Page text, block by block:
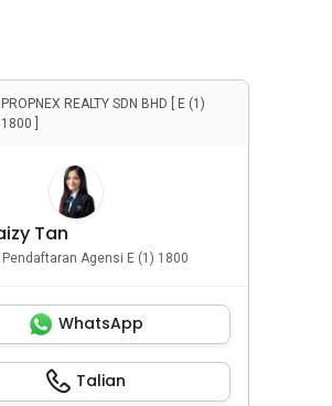
PROPNEX REALTY SDN BHD [ E (1)
1800 ]
Tan
Pendaftaran Agensi E (1) 1800
WhatsApp
Talian